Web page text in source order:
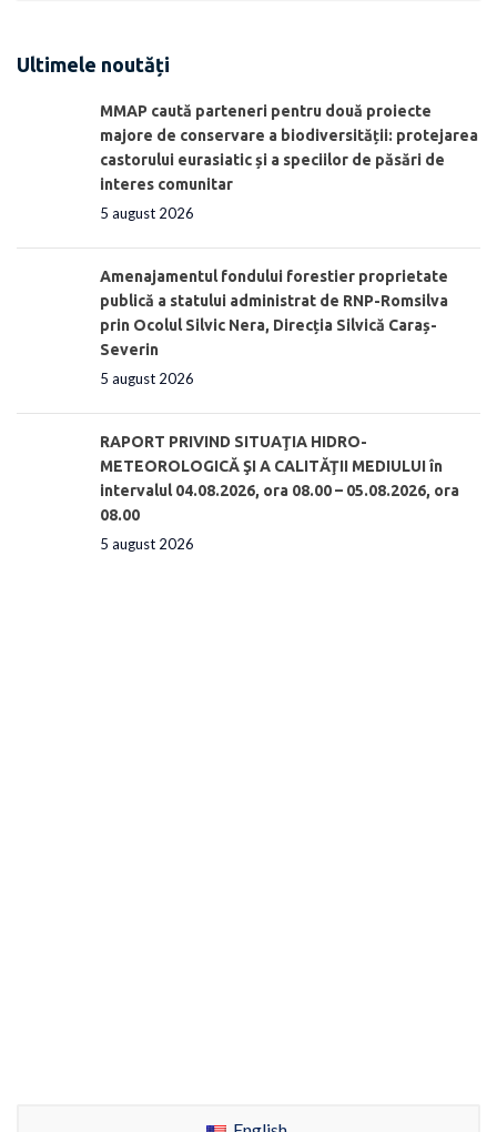
Ultimele noutăți
MMAP caută parteneri pentru două proiecte
majore de conservare a biodiversității: protejarea
castorului eurasiatic și a speciilor de păsări de
interes comunitar
5 august 2026
Amenajamentul fondului forestier proprietate
publică a statului administrat de RNP-Romsilva
prin Ocolul Silvic Nera, Direcția Silvică Caraș-
Severin
5 august 2026
RAPORT PRIVIND SITUAŢIA HIDRO-
METEOROLOGICĂ ŞI A CALITĂŢII MEDIULUI în
intervalul 04.08.2026, ora 08.00 – 05.08.2026, ora
08.00
5 august 2026